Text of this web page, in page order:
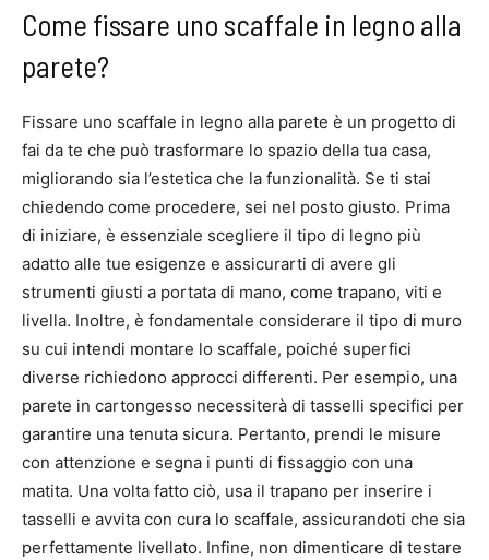
Come fissare uno scaffale in legno alla
parete?
Fissare uno scaffale in legno alla parete è un progetto di
fai da te che può trasformare lo spazio della tua casa,
migliorando sia l’estetica che la funzionalità. Se ti stai
chiedendo come procedere, sei nel posto giusto. Prima
di iniziare, è essenziale scegliere il tipo di legno più
adatto alle tue esigenze e assicurarti di avere gli
strumenti giusti a portata di mano, come trapano, viti e
livella. Inoltre, è fondamentale considerare il tipo di muro
su cui intendi montare lo scaffale, poiché superfici
diverse richiedono approcci differenti. Per esempio, una
parete in cartongesso necessiterà di tasselli specifici per
garantire una tenuta sicura. Pertanto, prendi le misure
con attenzione e segna i punti di fissaggio con una
matita. Una volta fatto ciò, usa il trapano per inserire i
tasselli e avvita con cura lo scaffale, assicurandoti che sia
perfettamente livellato. Infine, non dimenticare di testare